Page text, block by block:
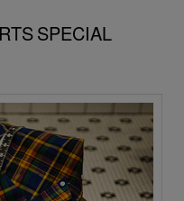
SPECIAL